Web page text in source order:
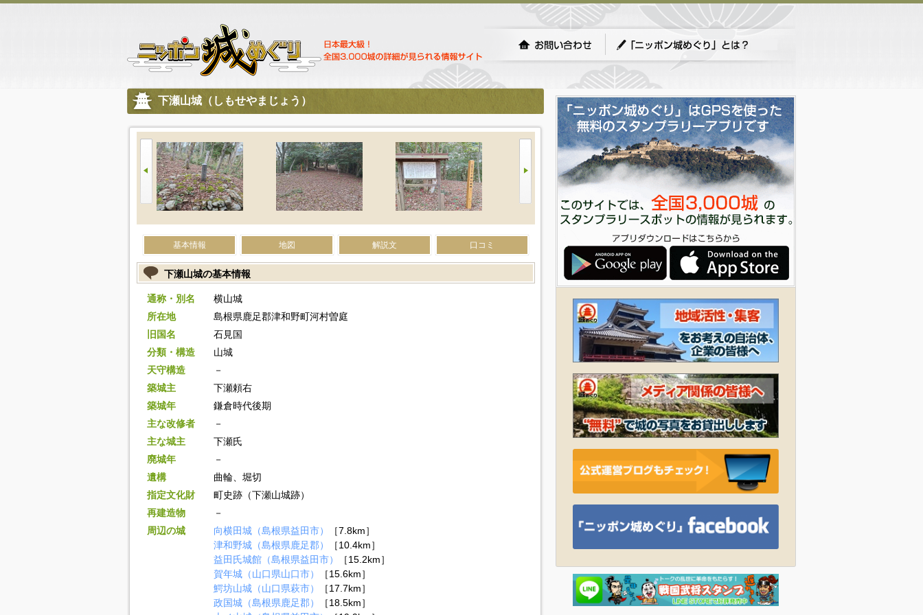
下瀬山城（しもせやまじょう）
基本情報 地図 解説文 口コミ
下瀬山城の基本情報
通称・別名
横山城
所在地
島根県鹿足郡津和野町河村曽庭
旧国名
石見国
分類・構造
山城
天守構造
－
築城主
下瀬頼右
築城年
鎌倉時代後期
主な改修者
－
主な城主
下瀬氏
廃城年
－
遺構
曲輪、堀切
指定文化財
町史跡（下瀬山城跡）
再建造物
－
周辺の城
向横田城（島根県益田市）
［7.8km］
津和野城（島根県鹿足郡）
［10.4km］
益田氏城館（島根県益田市）
［15.2km］
賀年城（山口県山口市）
［15.6km］
鰐坊山城（山口県萩市）
［17.7km］
政国城（島根県鹿足郡）
［18.5km］